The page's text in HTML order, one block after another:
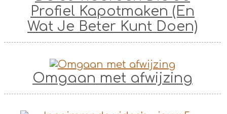
Profiel Kapotmaken (En
Wat Je Beter Kunt Doen)
Omgaan met afwijzing